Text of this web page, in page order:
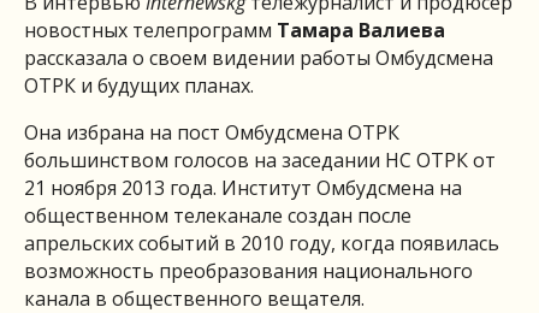
новостных телепрограмм Тамара Валиева
рассказала о своем видении работы Омбудсмена
ОТРК и будущих планах.
Она избрана на пост Омбудсмена ОТРК
большинством голосов на заседании НС ОТРК от
21 ноября 2013 года. Институт Омбудсмена на
общественном телеканале создан после
апрельских событий в 2010 году, когда появилась
возможность преобразования национального
канала в общественного вещателя.